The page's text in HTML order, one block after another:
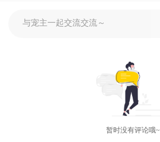
与宠主一起交流交流～
暂时没有评论哦~